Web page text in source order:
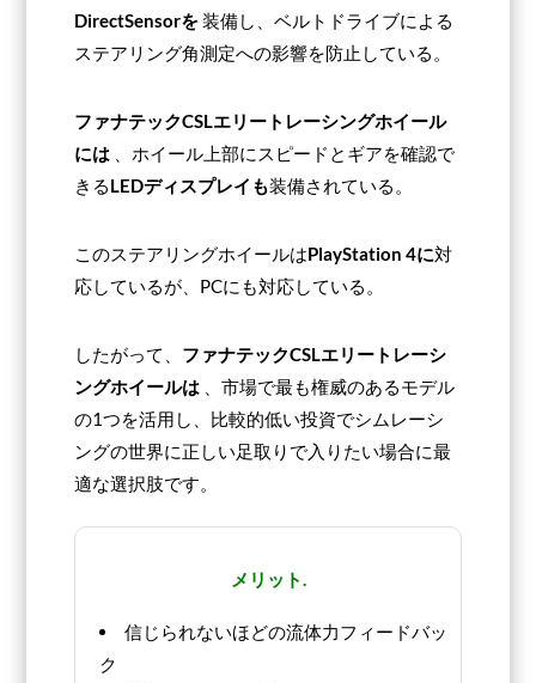
DirectSensorを装備し、ベルトドライブによる
ステアリング角測定への影響を防止している。
ファナテックCSLエリートレーシングホイール
には
、ホイール上部にスピードとギアを確認で
きるLEDディスプレイも装備されている。
このステアリングホイールはPlayStation 4に対
応しているが、PCにも対応している。
したがって、 ファナテックCSLエリートレーシ
ングホイールは
、市場で最も権威のあるモデル
の1つを活用し、比較的低い投資でシムレーシ
ングの世界に正しい足取りで入りたい場合に最
適な選択肢です。
メリット.
信じられないほどの流体力フィードバッ
ク